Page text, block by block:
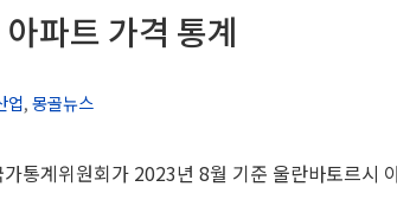
파트 가격 통계
업,몽골뉴스
통계위원회가 2023년 8월 기준 울란바토르시